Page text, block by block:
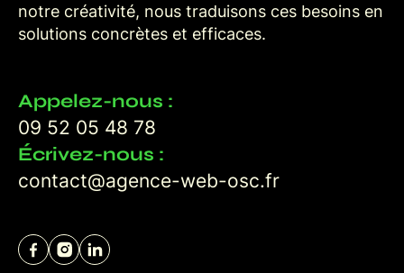
notre créativité, nous traduisons ces besoins en
solutions concrètes et efficaces.
Appelez-nous :
09 52 05 48 78
Écrivez-nous :
contact@agence-web-osc.fr